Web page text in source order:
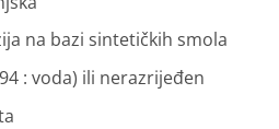
na bazi sintetičkih smola
: voda) ili nerazrijeđen